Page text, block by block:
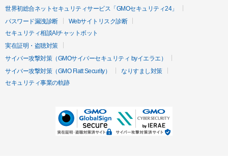
世界初総合ネットセキュリティサービス「GMOセキュリティ24」
パスワード漏洩診断
Webサイトリスク診断
セキュリティ相談AIチャットボット
実在証明・盗聴対策
サイバー攻撃対策（GMOサイバーセキュリティ byイエラエ）
サイバー攻撃対策（GMO Flatt Security）
なりすまし対策
セキュリティ事業の軌跡